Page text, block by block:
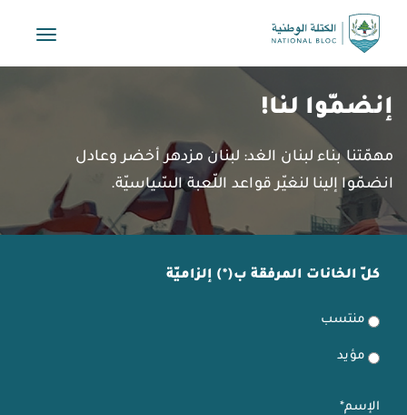
Toggle
إنضمّوا لنا!
مهمّتنا بناء لبنان الغد: لبنان مزدهر أخضر وعادل
انضمّوا إلينا لنغيّر قواعد اللّعبة السّياسيّة.
كلّ الخانات المرفقة ب(*) إلزاميّة
منتسب
مؤيد
الإسم*